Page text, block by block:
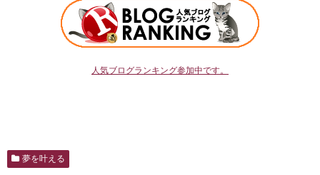
人気ブログランキング参加中です。
夢を叶える